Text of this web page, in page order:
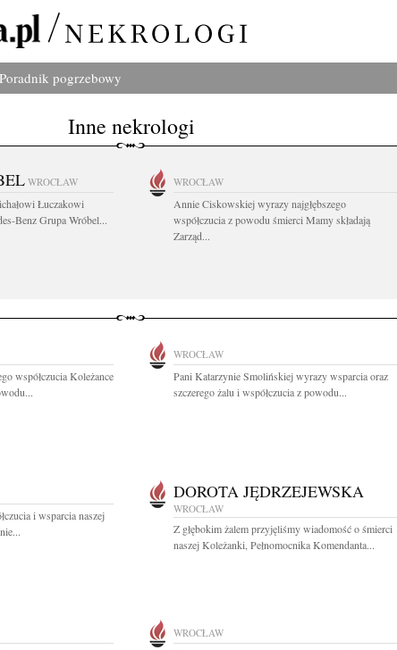
Poradnik pogrzebowy
Inne nekrologi
WROCŁAW
Łuczakowi
Benz Grupa Wróbel...
WROCŁAW
Annie Ciskowskiej wyrazy najgłębszego
współczucia z powodu śmierci Mamy składają
Zarząd...
współczucia Koleżance
WROCŁAW
Pani Katarzynie Smolińskiej wyrazy wsparcia oraz
szczerego żalu i współczucia z powodu...
i wsparcia naszej
DOROTA JĘDRZEJEWSKA
WROCŁAW
Z głębokim żalem przyjęliśmy wiadomość o śmierci
naszej Koleżanki, Pełnomocnika Komendanta...
WROCŁAW